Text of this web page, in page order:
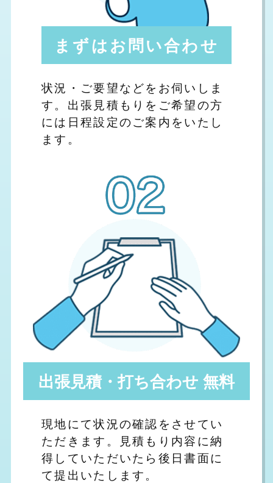
まずはお問い合わせ
状況・ご要望などをお伺いしま
す。出張見積もりをご希望の方
には日程設定のご案内をいたし
ます。
出張見積・打ち合わせ 無料
現地にて状況の確認をさせてい
ただきます。見積もり内容に納
得していただいたら後日書面に
て提出いたします。